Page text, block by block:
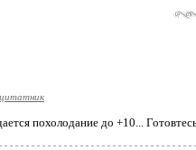
похолодание до +10...